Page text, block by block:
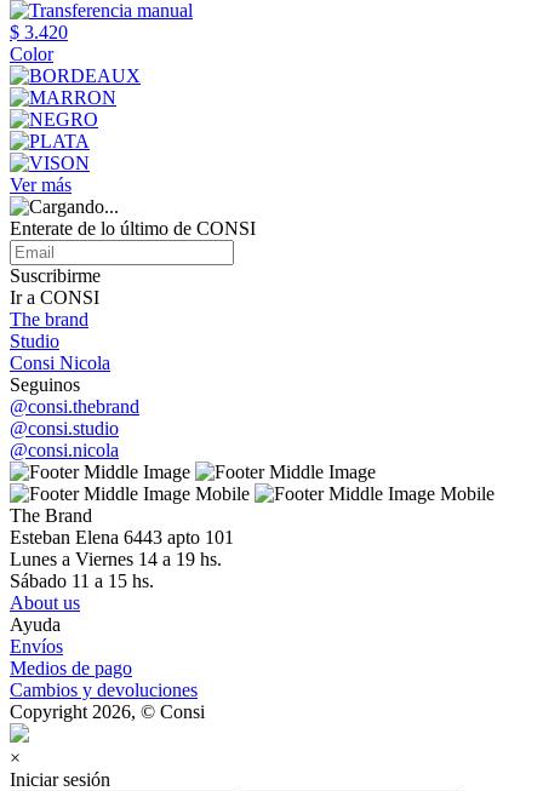
$ 3.420
Color
Ver más
Enterate de lo último de CONSI
Suscribirme
Ir a CONSI
The brand
Studio
Consi Nicola
Seguinos
@consi.thebrand
@consi.studio
@consi.nicola
The Brand
Esteban Elena 6443 apto 101
Lunes a Viernes 14 a 19 hs.
Sábado 11 a 15 hs.
About us
Ayuda
Envíos
Medios de pago
Cambios y devoluciones
Copyright 2026, © Consi
×
Iniciar sesión